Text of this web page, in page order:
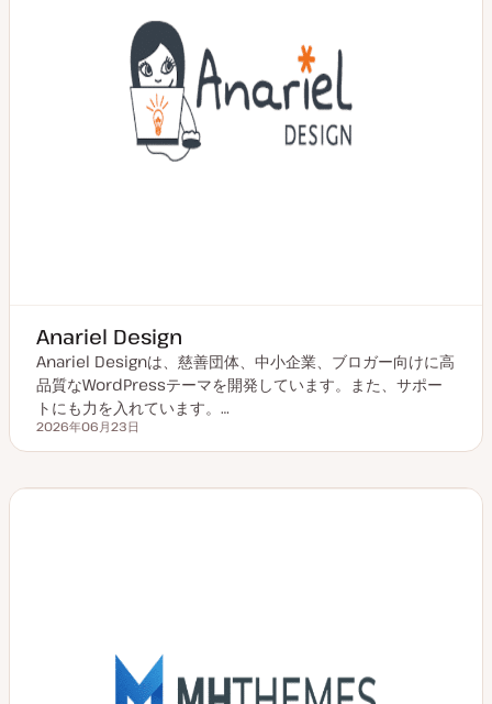
Anariel Design
Anariel Designは、慈善団体、中小企業、ブロガー向けに高
品質なWordPressテーマを開発しています。また、サポー
トにも力を入れています。…
更新日
2026年06月23日